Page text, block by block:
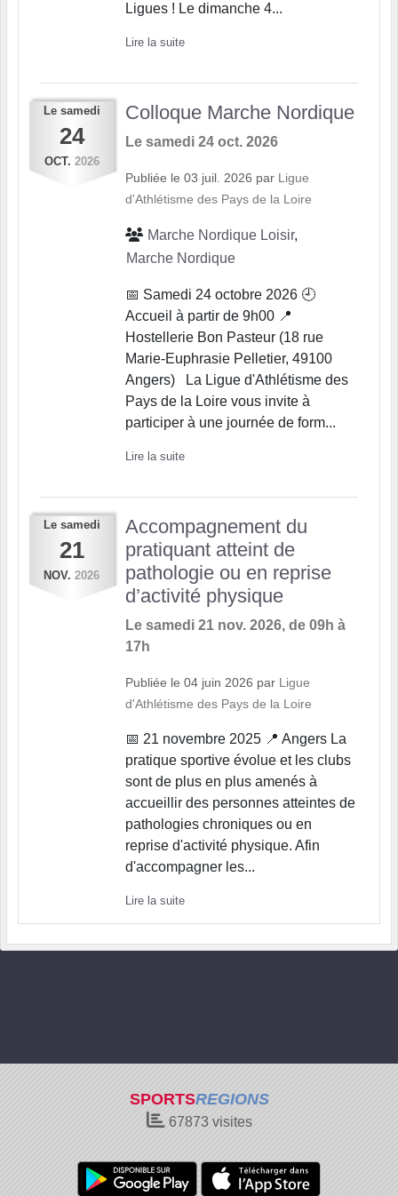
Ligues ! Le dimanche 4...
Lire la suite
Le samedi
24
OCT. 2026
Colloque Marche Nordique
Le samedi 24 oct. 2026
Publiée le 03 juil. 2026 par Ligue
d'Athlétisme des Pays de la Loire
Marche Nordique Loisir
Marche Nordique
📅 Samedi 24 octobre 2026 🕘
Accueil à partir de 9h00 📍
Hostellerie Bon Pasteur (18 rue
Marie-Euphrasie Pelletier, 49100
Angers) La Ligue d'Athlétisme des
Pays de la Loire vous invite à
participer à une journée de form...
Lire la suite
Le samedi
21
NOV. 2026
Accompagnement du
pratiquant atteint de
pathologie ou en reprise
d’activité physique
Le samedi 21 nov. 2026, de 09h à
17h
Publiée le 04 juin 2026 par Ligue
d'Athlétisme des Pays de la Loire
📅 21 novembre 2025 📍 Angers La
pratique sportive évolue et les clubs
sont de plus en plus amenés à
accueillir des personnes atteintes de
pathologies chroniques ou en
reprise d'activité physique. Afin
d'accompagner les...
Lire la suite
SPORTSREGIONS
67873visites